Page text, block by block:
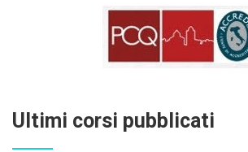
Ultimi corsi pubblicati